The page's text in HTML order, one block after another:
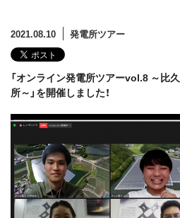
2021.08.10 発電所ツアー
「オンライン発電所ツアーvol.8 ～比
所～」を開催しました！